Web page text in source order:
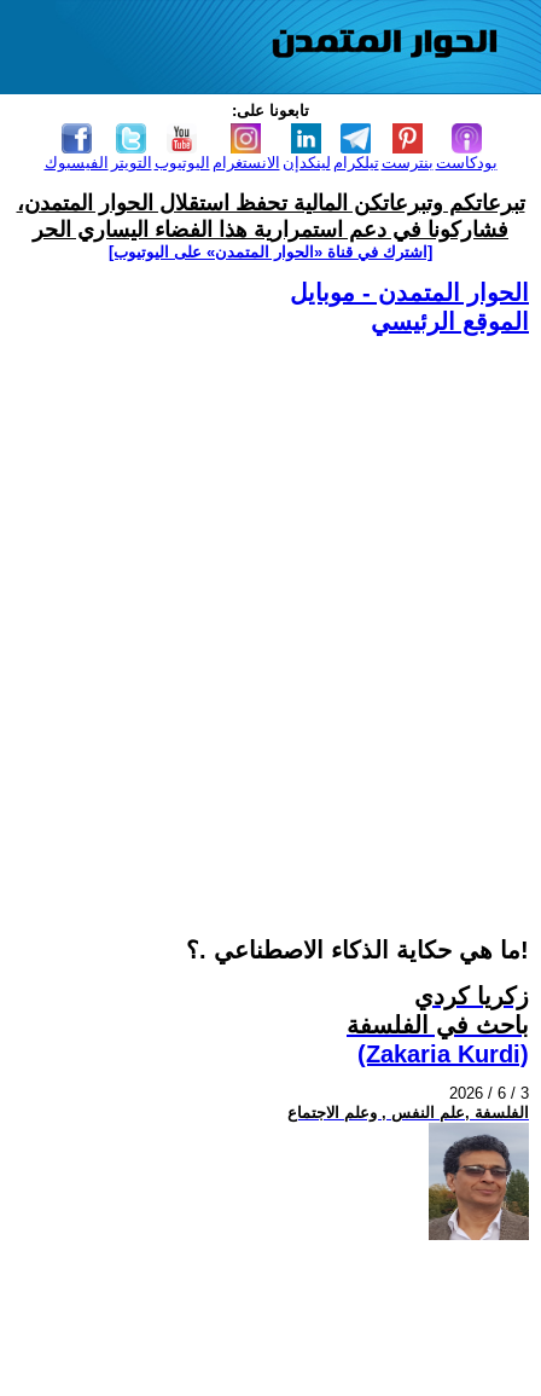
تابعونا على:
الفيسبوك التويتر اليوتيوب الانستغرام لينكدإن تيلكرامبنترست بودكاست
تبرعاتكم وتبرعاتكن المالية تحفظ استقلال الحوار المتمدن،
فشاركونا في دعم استمرارية هذا الفضاء اليساري الحر
[اشترك في قناة ‫«الحوار المتمدن» على اليوتيوب]
الحوار المتمدن - موبايل
الموقع الرئيسي
ما هي حكاية الذكاء الاصطناعي .؟!
زكريا كردي
باحث في الفلسفة
(Zakaria Kurdi)
2026 / 6 / 3
الفلسفة ,علم النفس , وعلم الاجتماع